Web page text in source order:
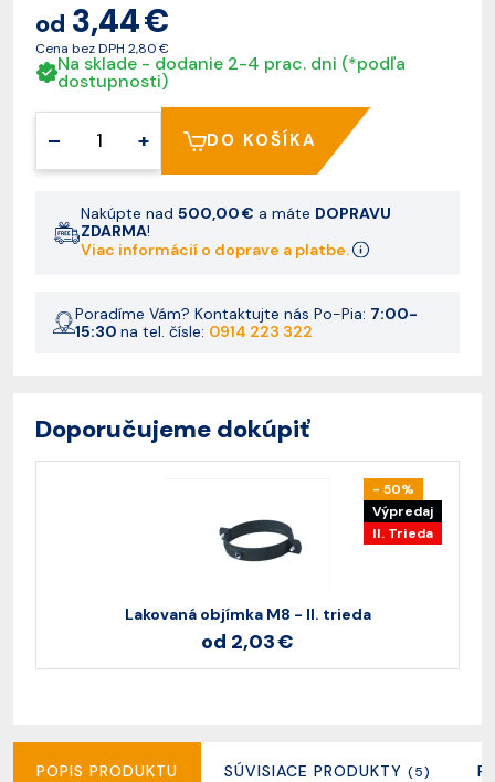
od 3,44 €
Cena bez DPH 2,80 €
Na sklade - dodanie 2-4 prac. dni (*podľa
dostupnosti)
– + DO KOŠÍKA
Nakúpte nad 500,00 € a máte DOPRAVU
ZDARMA!
Viac informácií o doprave a platbe.
Poradíme Vám? Kontaktujte nás Po-Pia: 7:00-
15:30 na tel. čísle: 0914 223 322
Doporučujeme dokúpiť
- 50%
Výpredaj
II. Trieda
Lakovaná objímka M8 - II. trieda
od 2,03 €
POPIS PRODUKTU SÚVISIACE PRODUKTY (5)